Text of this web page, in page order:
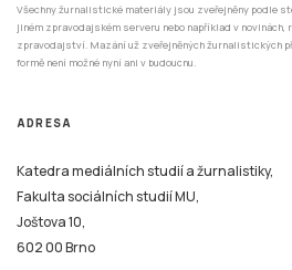
Všechny žurnalistické materiály jsou zveřejněny podle
jiném zpravodajském serveru nebo například v
zpravodajství. Mazání už zveřejněných žurnalistických
formě není možné nyní ani v budoucnu.
ADRESA
Katedra mediálních studií a žurnalistiky,
Fakulta sociálních studií MU,
Joštova 10,
602 00 Brno